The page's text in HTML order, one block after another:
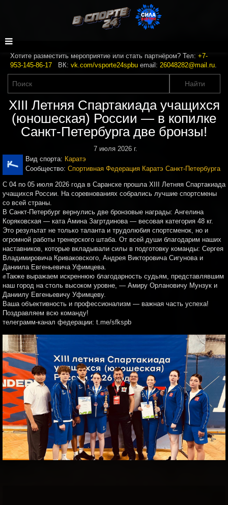
Хотите разместить мероприятие или стать партнёром? Тел: +7-
953-145-86-17 ВК: vk.com/vsporte24spbu email: 26048282@mail.ru.
XIII Летняя Спартакиада учащихся
(юношеская) России — в копилке
Санкт‑Петербурга две бронзы!
7 июля 2026 г.
Вид спорта: Каратэ
Сообщество: Спортивная Федерация Каратэ Санкт-Петербурга
С 04 по 05 июля 2026 года в Саранске прошла XIII Летняя Спартакиада
учащихся России. На соревнованиях собрались лучшие спортсмены
со всей страны.
В Санкт‑Петербург вернулись две бронзовые награды: Ангелина
Коряковская — ката Амина Загртдинова — весовая категория 48 кг.
Это результат не только таланта и трудолюбия спортсменок, но и
огромной работы тренерского штаба. От всей души благодарим наших
наставников, которые вкладывали силы в подготовку команды: Сергея
Владимировича Криваковского, Андрея Викторовича Сигунова и
Даниила Евгеньевича Уфимцева.
✊Также выражаем искреннюю благодарность судьям, представлявшим
наш город на столь высоком уровне, — Амиру Орлановичу Мунзук и
Даниилу Евгеньевичу Уфимцеву.
Ваша объективность и профессионализм — важная часть успеха!
Поздравляем всю команду!
телеграмм-канал федерации: t.me/sfkspb